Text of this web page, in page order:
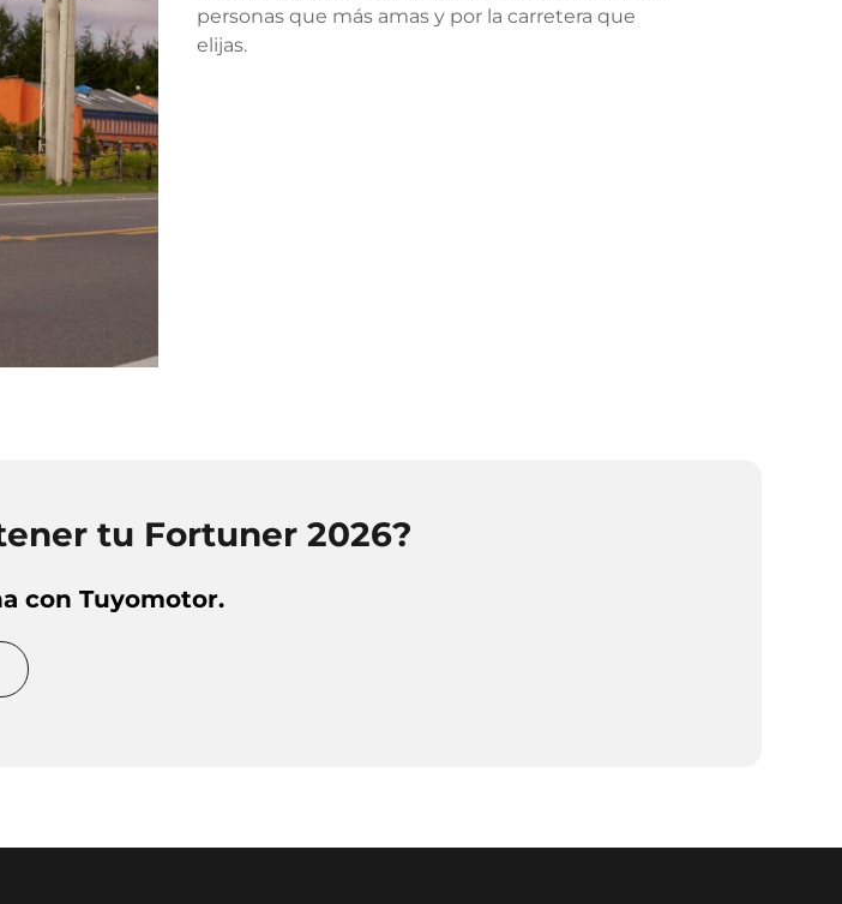
personas que más amas y por la carretera que
elijas.
tu Fortuner 2026?
con Tuyomotor.